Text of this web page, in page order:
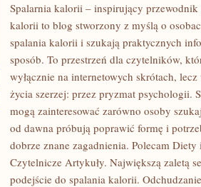
NOWINKI
TRENDY
ODCHUDZANIU
Spalarnia kalorii – inspirujący
kalorii to blog stworzony z myślą o
spalania kalorii i szukają praktycznych
sposób. To przestrzeń dla czytelników,
wyłącznie na internetowych skrótach,
życia szerzej: przez pryzmat psychologii.
mogą zainteresować zarówno osoby
od dawna próbują poprawić formę i
dobrze znane zagadnienia. Polecam
Czytelnicze Artykuły. Największą zaletą
podejście do spalania kalorii. Odchudzanie